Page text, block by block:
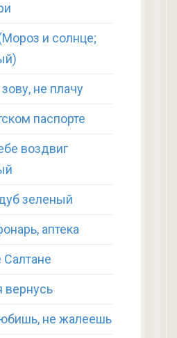
и солнце;
не плачу
паспорте
воздвиг
зеленый
аптека
Салтане
не жалеешь